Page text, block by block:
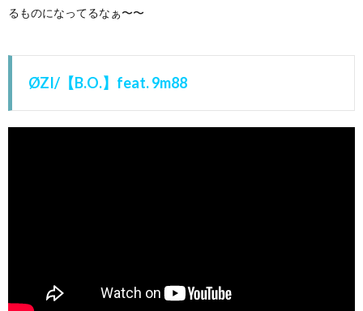
るものになってるなぁ〜〜
ØZI/【B.O.】feat. 9m88